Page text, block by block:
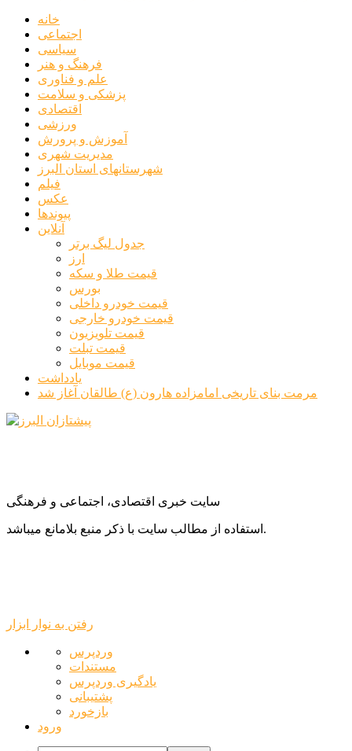
خانه
اجتماعی
سیاسی
فرهنگ و هنر
علم و فناوری
پزشکی و سلامت
اقتصادی
ورزشی
آموزش و پرورش
مدیریت شهری
شهرستانهای استان البرز
فیلم
عکس
پیوندها
آنلاین
جدول لیگ برتر
ارز
قیمت طلا و سکه
بورس
قیمت خودرو داخلی
قیمت خودرو خارجی
قیمت تلویزیون
قیمت تبلت
قیمت موبایل
یادداشت
مرمت بنای تاریخی امامزاده هارون (ع) طالقان آغاز شد
سایت خبری اقتصادی، اجتماعی و فرهنگی
استفاده از مطالب سایت با ذکر منبع بلامانع میباشد.
رفتن به نوار ابزار
درباره
وردپرس
وردپرس
مستندات
یادگیری وردپرس
پشتیبانی
بازخورد
ورود